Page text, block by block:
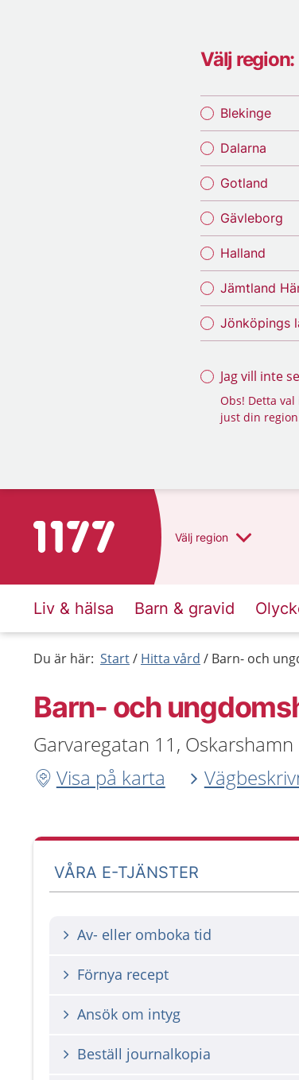
Välj region:
Blekinge
Dalarna
Gotland
Gävleborg
Halland
Jämtland
Jönköpings
Jag vill inte
Obs! Detta
just din
Till startsidan för 1177 Välj region
Liv & hälsa Barn & gravid
Du är här: Start Hitta vård Barn- och
Barn- och
Garvaregatan 11, Oskarshamn
Visa på karta
VÅRA E-TJÄNSTER
Av- eller omboka tid
Förnya recept
Ansök om intyg
Beställ journalkopia